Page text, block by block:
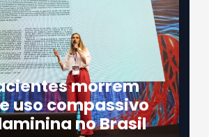
morrem
uso compassivo
no Brasil